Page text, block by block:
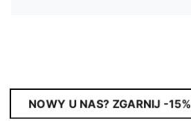
NOWY U NAS? ZGARNIJ -15%